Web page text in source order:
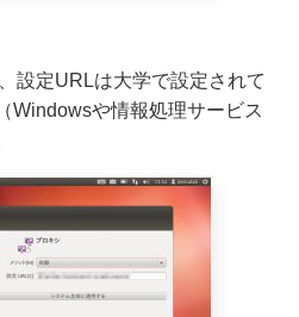
設定URLは大学で設定されて
Windowsや情報処理サービス